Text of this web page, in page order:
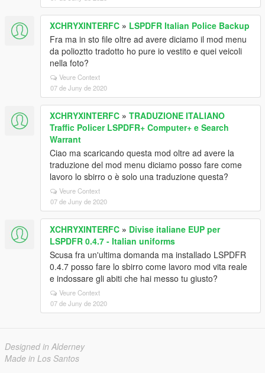
XCHRYXINTERFC » LSPDFR Italian Police Backup
Fra ma in sto file oltre ad avere diciamo il mod menu
da polioztto tradotto ho pure io vestito e quei veicoli
nella foto?
Veure Context
07 de Juny de 2020
XCHRYXINTERFC » TRADUZIONE ITALIANO
Traffic Policer LSPDFR+ Computer+ e Search
Warrant
Ciao ma scaricando questa mod oltre ad avere la
traduzione del mod menu diciamo posso fare come
lavoro lo sbirro o è solo una traduzione questa?
Veure Context
07 de Juny de 2020
XCHRYXINTERFC » Divise italiane EUP per
LSPDFR 0.4.7 - Italian uniforms
Scusa fra un'ultima domanda ma installado LSPDFR
0.4.7 posso fare lo sbirro come lavoro mod vita reale
e indossare gli abiti che hai messo tu giusto?
Veure Context
07 de Juny de 2020
Designed in Alderney
Made in Los Santos